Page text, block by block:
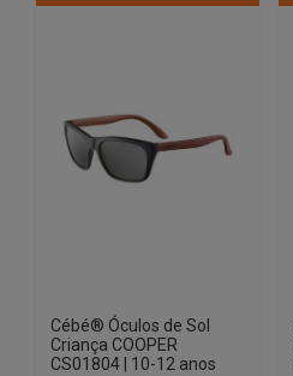
Cébé® Óculos de Sol
Criança COOPER
CS01804 | 10-12 anos